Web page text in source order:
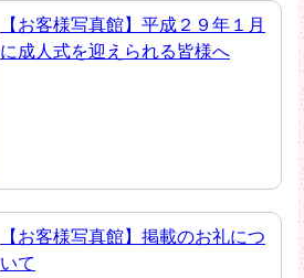
【お客様写真館】平成２９年１月
に成人式を迎えられる皆様へ
【お客様写真館】掲載のお礼につ
いて